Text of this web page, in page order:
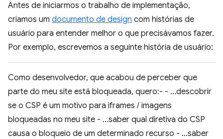
Antes de iniciarmos o trabalho de implementação,
criamos um documento de design com histórias de
usuário para entender melhor o que precisávamos fazer.
Por exemplo, escrevemos a seguinte história de usuário:
Como desenvolvedor, que acabou de perceber que
parte do meu site está bloqueada, quero:- - ...descobrir
se o CSP é um motivo para iframes / imagens
bloqueadas no meu site - ...saber qual diretiva do CSP
causa o bloqueio de um determinado recurso - ...saber